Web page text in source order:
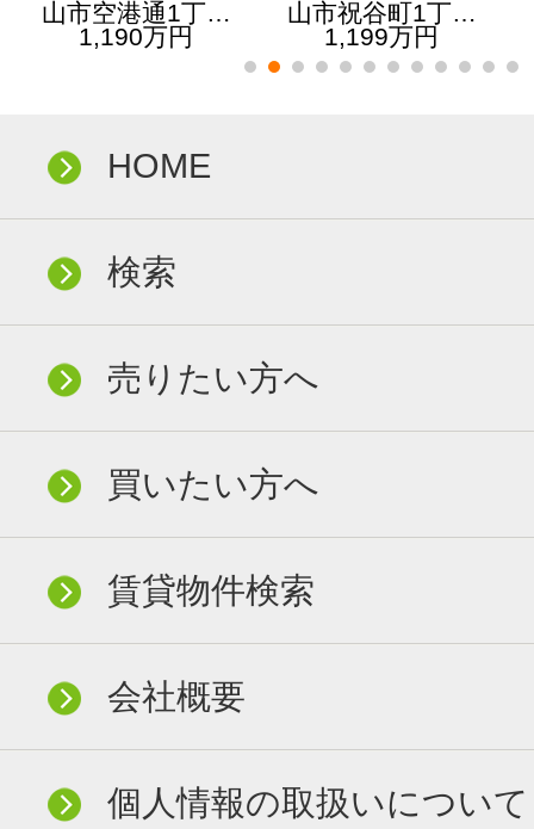
山市空港通1丁…
1,190万円
山市祝谷町1丁…
1,199万円
HOME
検索
売りたい方へ
買いたい方へ
賃貸物件検索
会社概要
個人情報の取扱いについて